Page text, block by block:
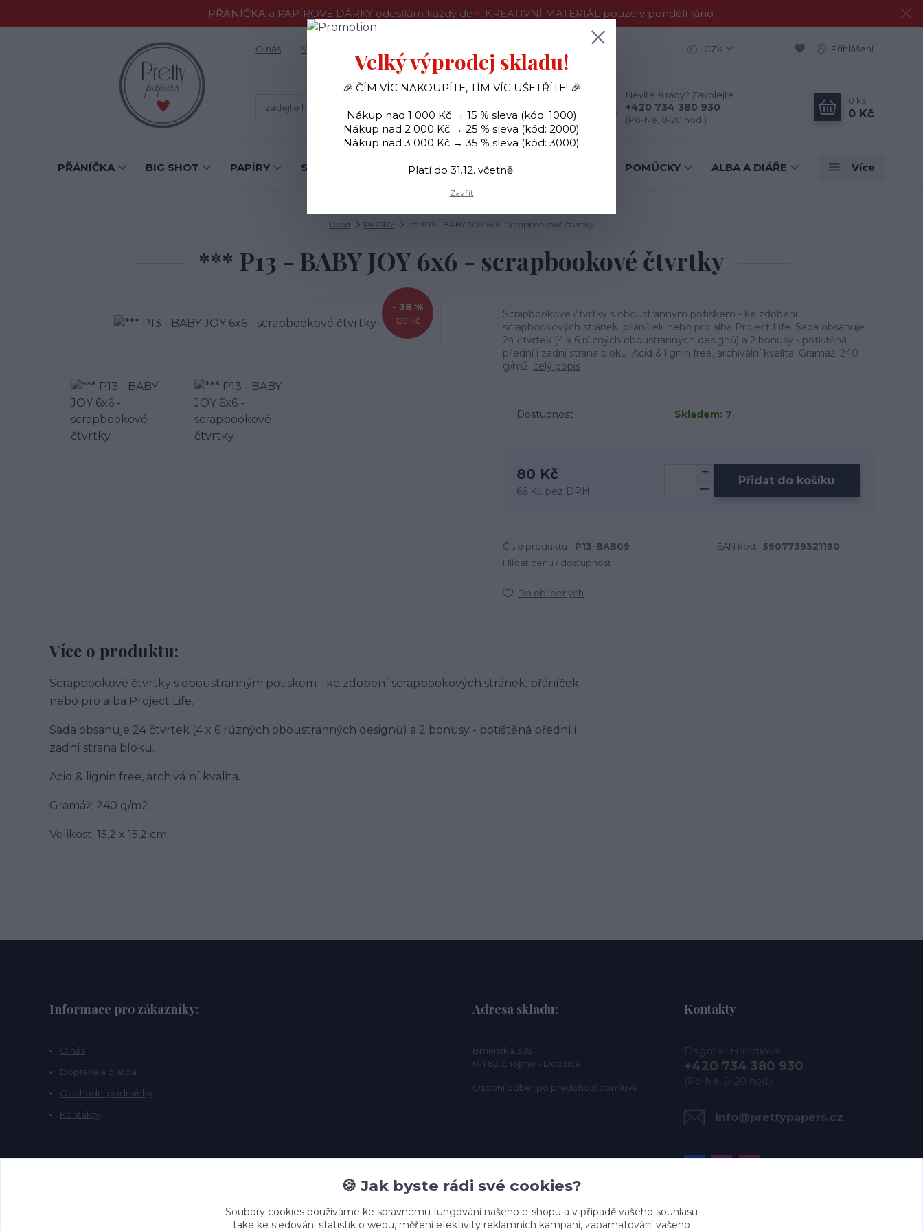
PŘÁNÍČKA a PAPÍROVÉ DÁRKY odesílám každý den, KREATIVNÍ MATERIÁL pouze v pondělí ráno.
O nás Vše o nákupu CZK Přihlášení
Nevíte si rady? Zavolejte.
+420 734 380 930
(Po-Ne, 8-20 hod.)
0 ks
0 Kč
PŘÁNÍČKA BIG SHOT PAPÍRY SAMOLEPKY OZDOBY RAZÍTKA POMŮCKY ALBA A DIÁŘE Více
Úvod PAPÍRY *** P13 - BABY JOY 6x6 - scrapbookové čtvrtky
*** P13 - BABY JOY 6x6 - scrapbookové čtvrtky
129 Kč
- 38 %
Scrapbookové čtvrtky s oboustranným potiskem - ke zdobení
scrapbookových stránek, přáníček nebo pro alba Project Life. Sada obsahuje
24 čtvrtek (4 x 6 různých oboustranných designů) a 2 bonusy - potištěná
přední i zadní strana bloku. Acid & lignin free, archivální kvalita. Gramáž: 240
g/m2. celý popis
Dostupnost Skladem: 7
80 Kč
66 Kč bez DPH
Přidat do košíku
Číslo produktu: P13-BAB09 EAN kód: 5907739321190
Hlídat cenu / dostupnost
Do oblíbených
Více o produktu:
Scrapbookové čtvrtky s oboustranným potiskem - ke zdobení scrapbookových stránek, přáníček
nebo pro alba Project Life.
Sada obsahuje 24 čtvrtek (4 x 6 různých oboustranných designů) a 2 bonusy - potištěná přední i
zadní strana bloku.
Acid & lignin free, archivální kvalita.
Gramáž: 240 g/m2.
Velikost: 15,2 x 15,2 cm.
Informace pro zákazníky:
O nás
Doprava a platba
Obchodní podmínky
Kontakty
Adresa skladu:
Brněnská 339
671 82 Znojmo - Dobšice
Osobní odběr po předchozí domluvě.
Kontakty
Dagmar Handlová
+420 734 380 930
(Po-Ne, 8-20 hod.)
info@prettypapers.cz
Velký výprodej skladu!
🎉 ČÍM VÍC NAKOUPÍTE, TÍM VÍC UŠETŘÍTE! 🎉
Nákup nad 1 000 Kč → 15 % sleva (kód: 1000)
Nákup nad 2 000 Kč → 25 % sleva (kód: 2000)
Nákup nad 3 000 Kč → 35 % sleva (kód: 3000)
Platí do 31.12. včetně.
Zavřít
🍪 Jak byste rádi své cookies?
Soubory cookies používáme ke správnému fungování našeho e-shopu a v případě vašeho souhlasu
také ke sledování statistik o webu, měření efektivity reklamních kampaní, zapamatování vašeho